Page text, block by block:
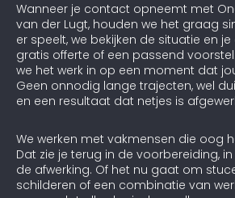
Wanneer je contact opneemt met
van der Lugt, houden we het graag
er speelt, we bekijken de situatie en
gratis offerte of een passend
we het werk in op een moment dat
Geen onnodig lange trajecten, wel
en een resultaat dat netjes is
We werken met vakmensen die oog
Dat zie je terug in de voorbereiding,
de afwerking. Of het nu gaat om
schilderen of een combinatie van